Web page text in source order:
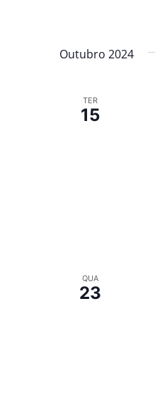
Outubro 2024
TER
15
QUA
23